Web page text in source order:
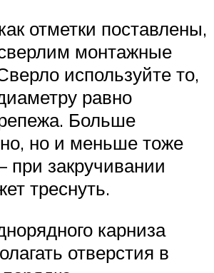
отметки поставлены,
монтажные
используйте то,
равно
Больше
но и меньше тоже
закручивании
треснуть.
карниза
отверстия в